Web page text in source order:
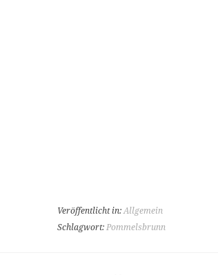
Veröffentlicht in:Allgemein
Schlagwort: Pommelsbrunn